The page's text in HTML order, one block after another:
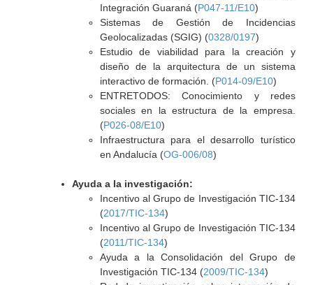
Integración Guaraná (P047-11/E10)
Sistemas de Gestión de Incidencias
Geolocalizadas (SGIG) (0328/0197)
Estudio de viabilidad para la creación y
diseño de la arquitectura de un sistema
interactivo de formación. (P014-09/E10)
ENTRETODOS: Conocimiento y redes
sociales en la estructura de la empresa.
(P026-08/E10)
Infraestructura para el desarrollo turístico
en Andalucía (OG-006/08)
Ayuda a la investigación:
Incentivo al Grupo de Investigación TIC-134
(2017/TIC-134)
Incentivo al Grupo de Investigación TIC-134
(2011/TIC-134)
Ayuda a la Consolidación del Grupo de
Investigación TIC-134 (2009/TIC-134)